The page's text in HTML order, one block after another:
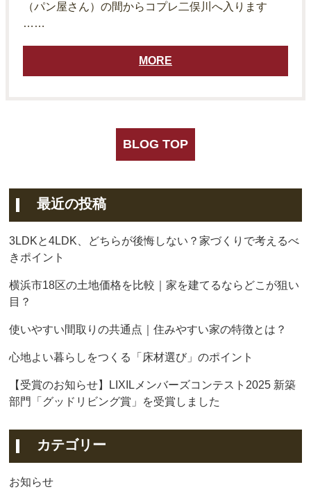
（パン屋さん）の間からコプレ二俣川へ入ります
……
MORE
BLOG TOP
最近の投稿
3LDKと4LDK、どちらが後悔しない？家づくりで考えるべ
きポイント
横浜市18区の土地価格を比較｜家を建てるならどこが狙い
目？
使いやすい間取りの共通点｜住みやすい家の特徴とは？
心地よい暮らしをつくる「床材選び」のポイント
【受賞のお知らせ】LIXILメンバーズコンテスト2025 新築
部門「グッドリビング賞」を受賞しました
カテゴリー
お知らせ